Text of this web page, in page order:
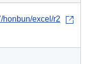
honbun/excel/r2